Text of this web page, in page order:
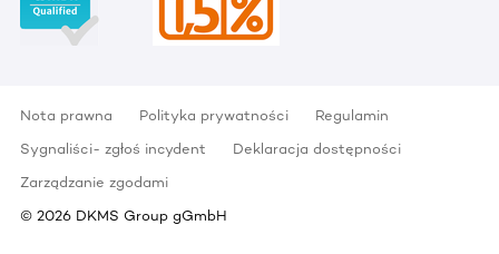
Nota prawna Polityka prywatności
Regulamin
Sygnaliści- zgłoś incydent
Deklaracja dostępności
Zarządzanie zgodami
© 2026 DKMS Group gGmbH